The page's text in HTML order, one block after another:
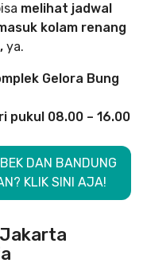
melihat jadwal
kolam renang
, ya.
Gelora Bung
pukul 08.00 – 16.00
DAN BANDUNG
KLIK SINI AJA!
Jakarta